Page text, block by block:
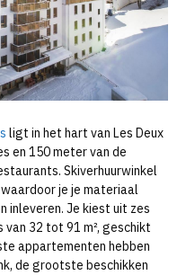
ligt in het hart van Les Deux
en 150 meter van de
Skiverhuurwinkel
je je materiaal
inleveren. Je kiest uit zes
32 tot 91 m², geschikt
appartementen hebben
de grootste beschikken